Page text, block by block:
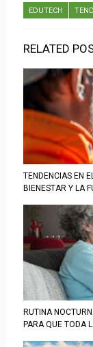
EDUTECH
RELATED
TENDENCIAS EN
BIENESTAR Y LA
RUTINA
PARA QUE TODA